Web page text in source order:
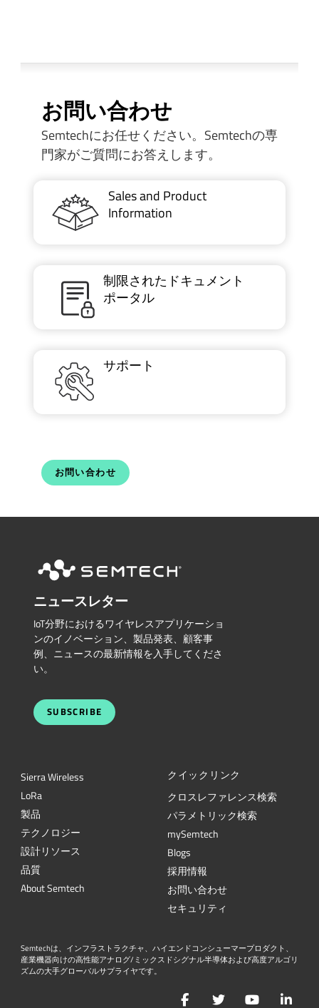
お問い合わせ
Semtechにお任せください。Semtechの専
門家がご質問にお答えします。
Sales and Product
Information
制限されたドキュメント
ポータル
サポート
お問い合わせ
ニュースレター
IoT分野におけるワイヤレスアプリケーショ
ンのイノベーション、製品発表、顧客事
例、ニュースの最新情報を入手してくださ
い。
SUBSCRIBE
Sierra Wireless
LoRa
製品
テクノロジー
設計リソース
品質
About Semtech
クイックリンク
クロスレファレンス検索
パラメトリック検索
mySemtech
Blogs
採用情報
お問い合わせ
セキュリティ
Semtechは、インフラストラクチャ、ハイエンドコンシューマープロダクト、
産業機器向けの高性能アナログ/ミックスドシグナル半導体および高度アルゴリ
ズムの大手グローバルサプライヤです。
FacebookTwitterYouTube